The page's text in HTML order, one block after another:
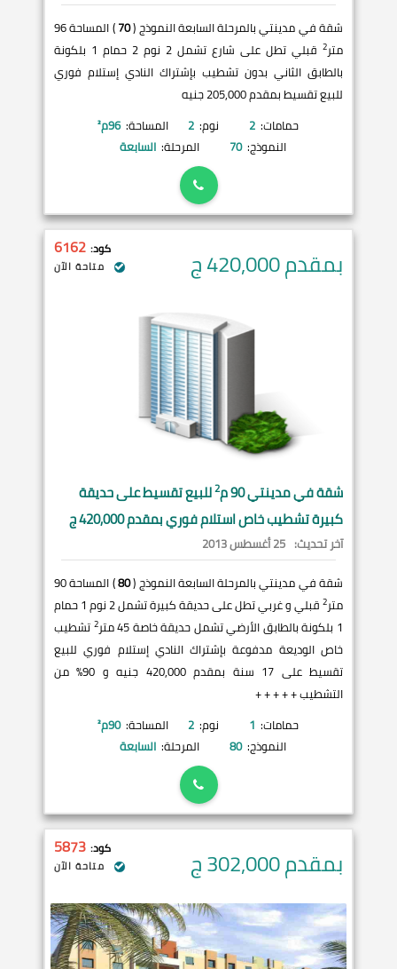
شقة في مدينتي بالمرحلة السابعة النموذج (70
) المساحة 96
متر2
قبلي تطل على شارع تشمل 2 نوم 2 حمام 1 بلكونة
بالطابق الثاني بدون تشطيب بإشتراك النادي إستلام فوري
للبيع تقسيط بمقدم 205,000 جنيه
حمامات: 2 نوم: 2 المساحة: 96م²
النموذج: 70 المرحلة: السابعة
بمقدم 420,000 ج كود: 6162
متاحة الآن
شقة فيمدينتي90 م 2للبيع تقسيط على حديقة
كبيرة تشطيب خاص استلام فوري بمقدم 420,000 ج
آخر تحديث: 25 أغسطس 2013
شقة في مدينتي بالمرحلة السابعة النموذج (80
) المساحة 90
متر2
قبلي و غربي تطل على حديقة كبيرة تشمل 2 نوم 1 حمام
1 بلكونة بالطابق الأرضي تشمل حديقة خاصة 45 متر
2 تشطيب
خاص الوديعة مدفوعة بإشتراك النادي إستلام فوري للبيع
تقسيط على 17 سنة بمقدم 420,000 جنيه و 90% من
التشطيب + + + + +
حمامات: 1 نوم: 2 المساحة: 90م²
النموذج: 80 المرحلة: السابعة
بمقدم 302,000 ج كود: 5873
متاحة الآن